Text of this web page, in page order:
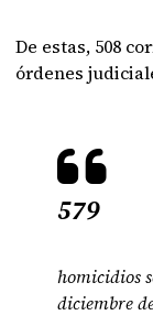
De estas, 508
órdenes
579
homicidios
diciembre